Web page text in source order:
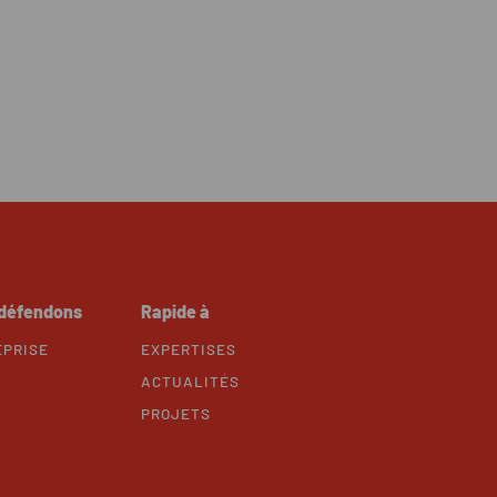
Rapide à
EXPERTISES
ACTUALITÉS
PROJETS